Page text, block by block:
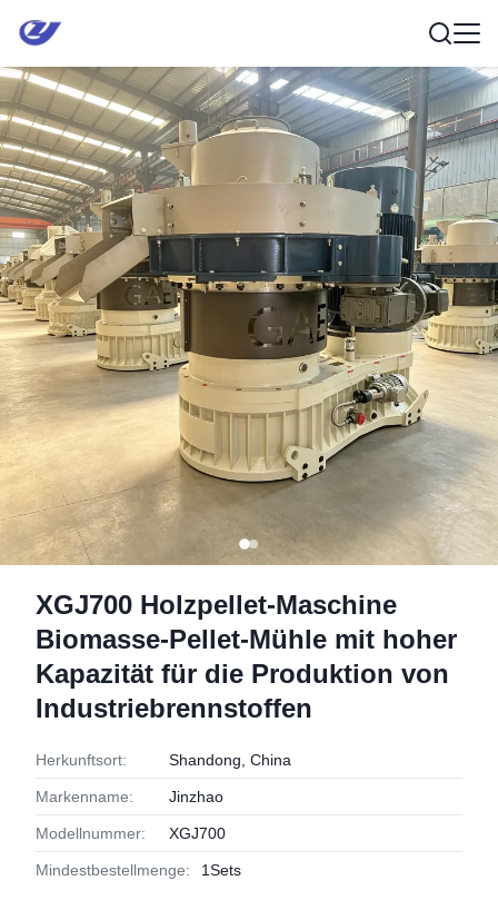
XGJ700 Holzpellet-Maschine
Biomasse-Pellet-Mühle mit hoher
Kapazität für die Produktion von
Industriebrennstoffen
Herkunftsort: Shandong, China
Markenname: Jinzhao
Modellnummer: XGJ700
Mindestbestellmenge: 1Sets